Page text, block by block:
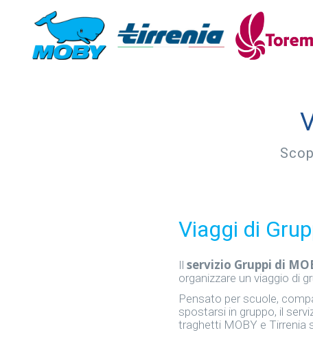
Viaggi di
Il servizio Gruppi di
organizzare un viaggio di
Pensato per scuole,
spostarsi in gruppo, il
traghetti MOBY e Tirrenia